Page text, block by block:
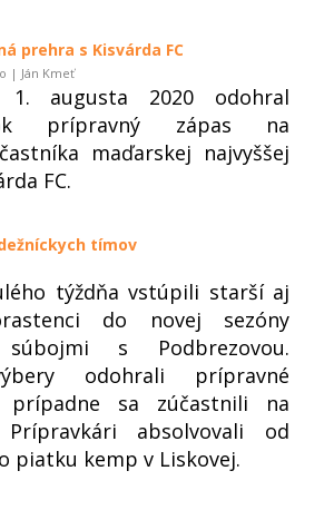
prehra s Kisvárda FC
| Ján Kmeť
augusta 2020 odohral
prípravný zápas na
maďarskej najvyššej
FC.
tímov
týždňa vstúpili starší aj
do novej sezóny
súbojmi s Podbrezovou.
odohrali prípravné
prípadne sa zúčastnili na
Prípravkári absolvovali od
piatku kemp v Liskovej.